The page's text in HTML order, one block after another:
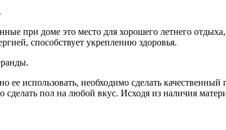
при доме это место для хорошего летнего
способствует укреплению здоровья.
использовать, необходимо сделать
сделать пол на любой вкус. Исходя из наличия